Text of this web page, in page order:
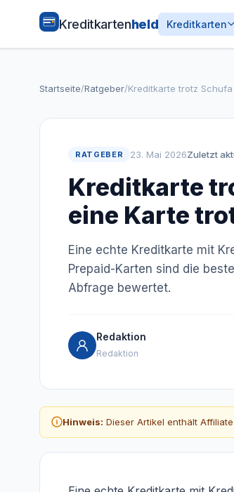
Kreditkartenheld Kreditkarten
Startseite/Ratgeber/Kreditkarte trotz
RATGEBER 23. Mai 2026Zuletzt
Kreditkarte
eine Karte
Eine echte Kreditkarte mit
Prepaid-Karten sind die
Abfrage bewertet.
Redaktion
Redaktion
Hinweis: Dieser Artikel enthält